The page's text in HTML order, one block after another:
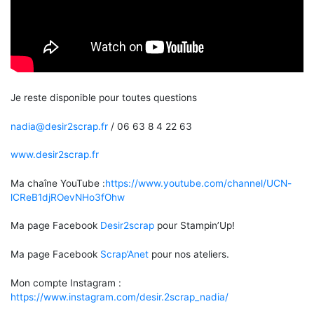
Je reste disponible pour toutes questions
nadia@desir2scrap.fr / 06 63 8 4 22 63
www.desir2scrap.fr
Ma chaîne YouTube :https://www.youtube.com/channel/UCN-
lCReB1djROevNHo3fOhw
Ma page Facebook Desir2scrap pour Stampin’Up!
Ma page Facebook Scrap’Anet pour nos ateliers.
Mon compte Instagram :
https://www.instagram.com/desir.2scrap_nadia/